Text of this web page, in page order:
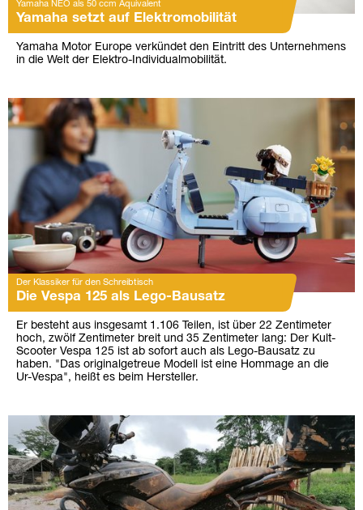
Yamaha NEO als 50 ccm Äquivalent
Yamaha setzt auf Elektromobilität
Yamaha Motor Europe verkündet den Eintritt des Unternehmens
in die Welt der Elektro-Individualmobilität.
Der Klassiker für den Schreibtisch
Die Vespa 125 als Lego-Bausatz
Er besteht aus insgesamt 1.106 Teilen, ist über 22 Zentimeter
hoch, zwölf Zentimeter breit und 35 Zentimeter lang: Der Kult-
Scooter Vespa 125 ist ab sofort auch als Lego-Bausatz zu
haben. "Das originalgetreue Modell ist eine Hommage an die
Ur-Vespa", heißt es beim Hersteller.